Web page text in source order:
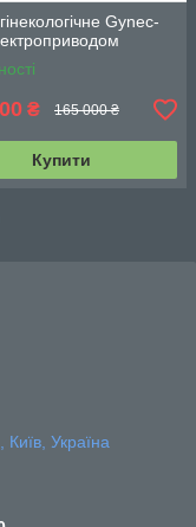
Gynec-
₴ 165 000 ₴
Купити
Україна